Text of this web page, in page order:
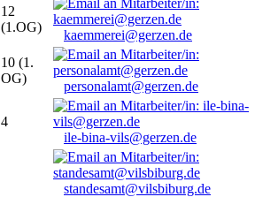
12
(1.OG)
kaemmerei@gerzen.de
10 (1.
OG)
personalamt@gerzen.de
4
ile-bina-vils@gerzen.de
standesamt@vilsbiburg.de